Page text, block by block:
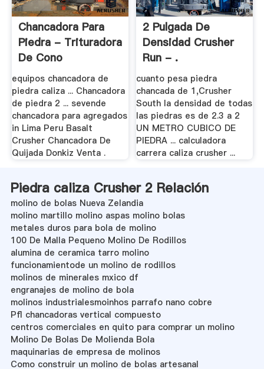
Chancadora Para
Piedra - Trituradora
De Cono
equipos chancadora de
piedra caliza ... Chancadora
de piedra 2 ... sevende
chancadora para agregados
in Lima Peru Basalt
Crusher Chancadora De
Quijada Donkiz Venta .
2 Pulgada De
Densidad Crusher
Run - .
cuanto pesa piedra
chancada de 1,Crusher
South la densidad de todas
las piedras es de 2.3 a 2
UN METRO CUBICO DE
PIEDRA ... calculadora
carrera caliza crusher ...
Piedra caliza Crusher 2 Relación
molino de bolas Nueva Zelandia
molino martillo molino aspas molino bolas
metales duros para bola de molino
100 De Malla Pequeno Molino De Rodillos
alumina de ceramica tarro molino
funcionamientode un molino de rodillos
molinos de minerales mxico df
engranajes de molino de bola
molinos industrialesmoinhos parrafo nano cobre
Pfl chancadoras vertical compuesto
centros comerciales en quito para comprar un molino
Molino De Bolas De Molienda Bola
maquinarias de empresa de molinos
Como construir un molino de bolas artesanal